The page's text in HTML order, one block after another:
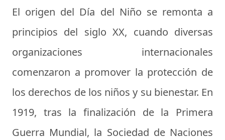
El origen del Día del Niño se remonta a
principios del siglo XX, cuando diversas
organizaciones internacionales
comenzaron a promover la protección de
los derechos de los niños y su bienestar. En
1919, tras la finalización de la Primera
Guerra Mundial, la Sociedad de Naciones